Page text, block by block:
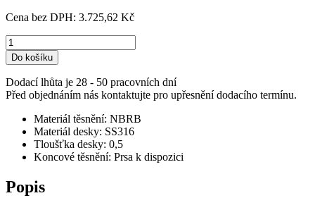
Cena bez DPH: 3.725,62 Kč
Do košíku
Dodací lhůta je 28 - 50 pracovních dní
Před objednáním nás kontaktujte pro upřesnění dodacího termínu.
Materiál těsnění: NBRB
Materiál desky: SS316
Tloušťka desky: 0,5
Koncové těsnění: Prsa k dispozici
Popis